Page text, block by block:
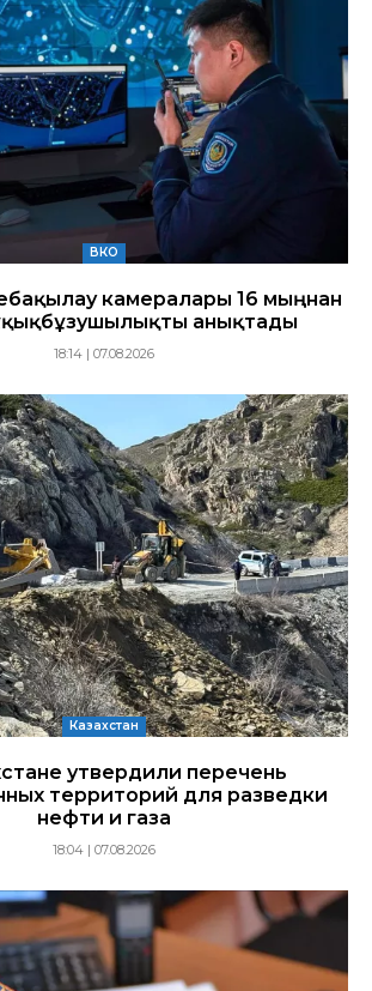
ВКО
камералары 16 мыңнан
анықтады
18:14 | 07.08.2026
Казахстан
утвердили перечень
территорий для разведки
нефти и газа
18:04 | 07.08.2026